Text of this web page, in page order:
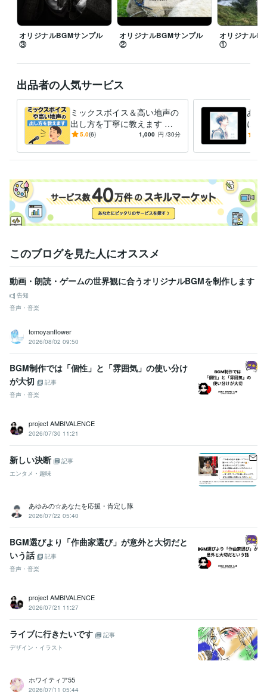
Pro Tools:2年FL Studio:15年 PowerDirector:1年Adobe Illustrator:2年
得意分野
音楽制作・ナレーション BGM制作
音楽
専門学校 東京ビジュアルアーツ 2004年3月 ~ 2006年2月
オリジナルBGMサンプル
③
オリジナルBGMサンプル
②
オリジナル
①
出品者の人気サービス
ミックスボイス＆高い地声の
出し方を丁寧に教えます あ
なたの歌声をブラッシュアッ
5.0(6) 1,000 円 /30分
あな
にし
シン
このブログを見た人にオススメ
動画・朗読・ゲームの世界観に合うオリジナルBGMを制作します
告知
音声・音楽
tomoyanflower
2026/08/02 09:50
BGM制作では「個性」と「雰囲気」の使い分け
が大切
記事
音声・音楽
project AMBIVALENCE
2026/07/30 11:21
新しい決断
記事
エンタメ・趣味
あゆみの☆あなたを応援・肯定し隊
2026/07/22 05:40
BGM選びより「作曲家選び」が意外と大切だと
いう話
記事
音声・音楽
project AMBIVALENCE
2026/07/21 11:27
ライブに行きたいです
記事
デザイン・イラスト
ホワイティア55
2026/07/11 05:44